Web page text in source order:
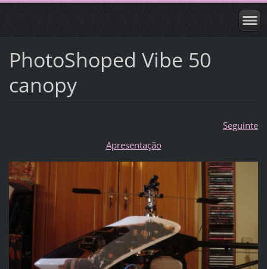
PhotoShoped Vibe 50
canopy
Seguinte
Apresentação